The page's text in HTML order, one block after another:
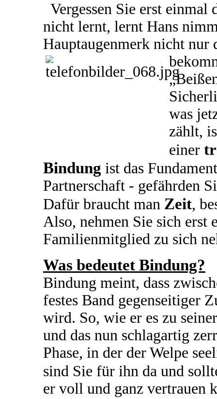
Vergessen Sie erst einmal
nicht lernt, lernt Hans
Hauptaugenmerk nicht nur
was
zählt,
einer
Bindung ist das
Partnerschaft - gefährden
Dafür braucht man Zeit,
Also, nehmen Sie sich erst
Familienmitglied zu sich
Was bedeutet Bindung?
Bindung meint, dass
festes Band gegenseitiger
wird. So, wie er es zu
und das nun schlagartig
Phase, in der der Welpe
sind Sie für ihn da und
er voll und ganz vertrauen